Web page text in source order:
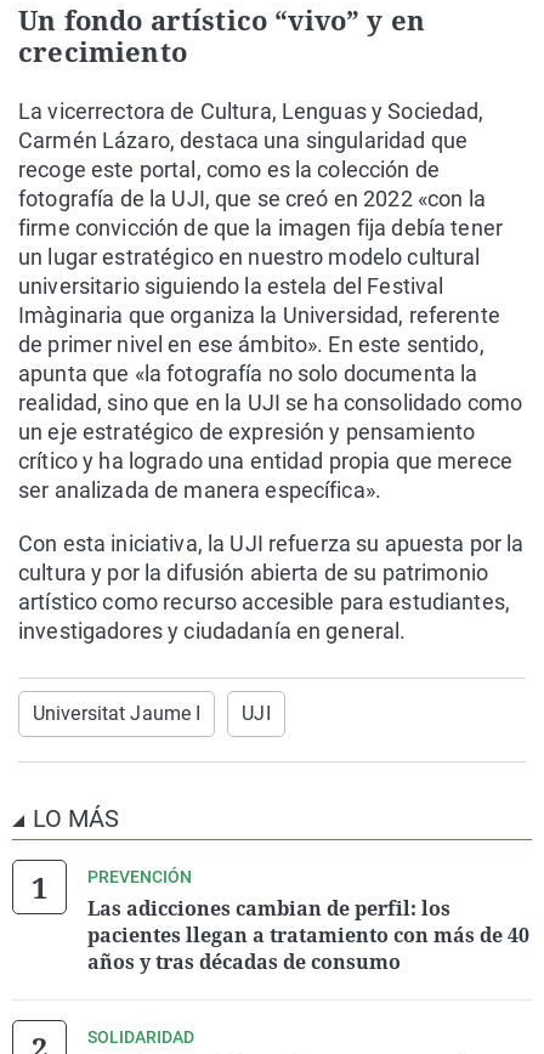
Un fondo artístico “vivo” y en
crecimiento
La vicerrectora de Cultura, Lenguas y Sociedad,
Carmén Lázaro, destaca una singularidad que
recoge este portal, como es la colección de
fotografía de la UJI, que se creó en 2022 «con la
firme convicción de que la imagen fija debía tener
un lugar estratégico en nuestro modelo cultural
universitario siguiendo la estela del Festival
Imàginaria que organiza la Universidad, referente
de primer nivel en ese ámbito». En este sentido,
apunta que «la fotografía no solo documenta la
realidad, sino que en la UJI se ha consolidado como
un eje estratégico de expresión y pensamiento
crítico y ha logrado una entidad propia que merece
ser analizada de manera específica».
Con esta iniciativa, la UJI refuerza su apuesta por la
cultura y por la difusión abierta de su patrimonio
artístico como recurso accesible para estudiantes,
investigadores y ciudadanía en general.
Universitat Jaume I UJI
LO MÁS
PREVENCIÓN
Las adicciones cambian de perfil: los
pacientes llegan a tratamiento con más de 40
años y tras décadas de consumo
SOLIDARIDAD